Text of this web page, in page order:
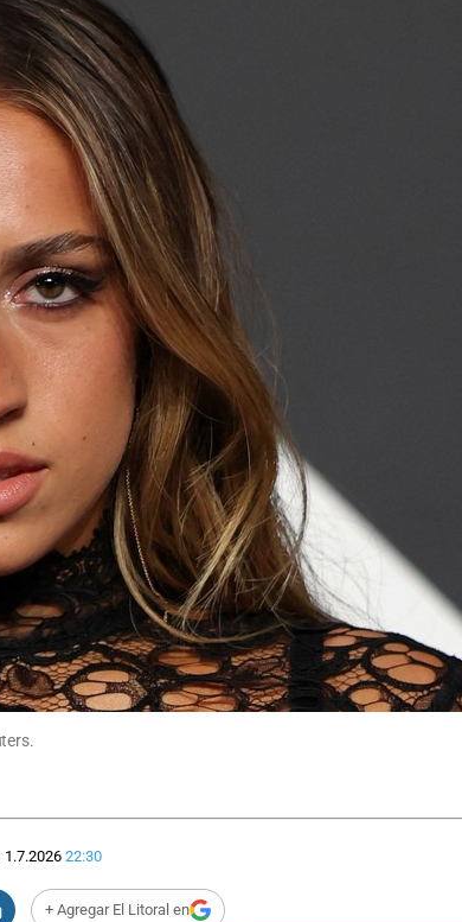
22:30
+ Agregar El Litoral en